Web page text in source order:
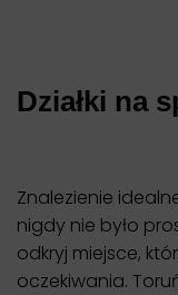
Działki na
Znalezienie
nigdy nie było
odkryj miejsce,
oczekiwania.